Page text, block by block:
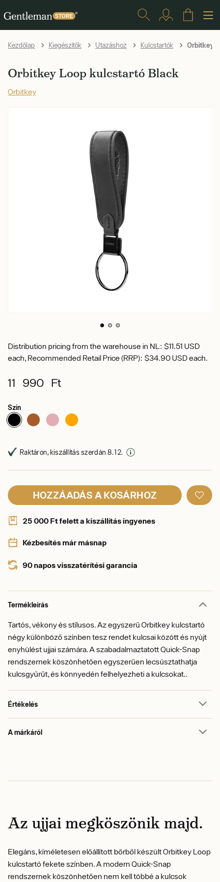
Kezdőlap Kiegészítők Utazáshoz Kulcstartók Orbitkey
Orbitkey Loop kulcstartó Black
Orbitkey
Distribution pricing from the warehouse in NL: $11.51 USD
each, Recommended Retail Price (RRP): $34.90 USD each.
11 990 Ft
Szín
Raktáron, kiszállítás szerdán 8. 12.
HOZZÁADÁS A KOSÁRHOZ
25 000 Ft felett a kiszállítás ingyenes
Kézbesítés már másnap
90 napos visszatérítési garancia
Termékleírás
Tartós, vékony és stílusos. Az egyszerű Orbitkey kulcstartó
négy különböző színben tesz rendet kulcsai között és nyújt
enyhülést ujjai számára. A szabadalmaztatott Quick-Snap
rendszernek köszönhetően egyszerűen lecsúsztathatja
kulcsgyűrűt, és könnyedén felhelyezheti a kulcsokat..
Értékelés
A márkáról
Az ujjai megköszönik majd.
Elegáns, kíméletesen előállított bőrből készült Orbitkey Loop
kulcstartó fekete színben. A modern Quick-Snap
rendszernek köszönhetően nem kell többé a kulcsok